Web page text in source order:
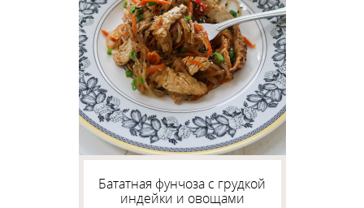
Бататная фунчоза с грудкой
индейки и овощами